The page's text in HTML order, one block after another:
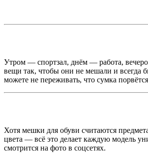
Утром — спортзал, днём — работа,
вещи так, чтобы они не мешали и всегда
можете не переживать, что сумка
Хотя мешки для обуви считаются
цвета — всё это делает каждую модель
смотрится на фото в соцсетях.